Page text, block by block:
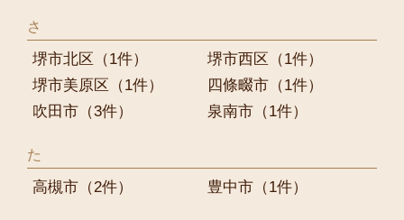
さ
堺市北区 （1件） 堺市西区 （1件）
堺市美原区 （1件） 四條畷市（1件）
吹田市（3件） 泉南市（1件）
た
高槻市（2件） 豊中市（1件）